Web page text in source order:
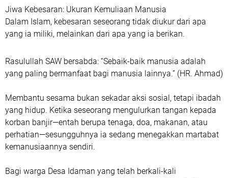
Jiwa Kebesaran: Ukuran Kemuliaan Manusia
Dalam Islam, kebesaran seseorang tidak diukur dari apa
yang ia miliki, melainkan dari apa yang ia berikan.
Rasulullah SAW bersabda: “Sebaik-baik manusia adalah
yang paling bermanfaat bagi manusia lainnya.” (HR. Ahmad)
Membantu sesama bukan sekadar aksi sosial, tetapi ibadah
yang hidup. Ketika seseorang mengulurkan tangan kepada
korban banjir—entah berupa tenaga, doa, makanan, atau
perhatian—sesungguhnya ia sedang menegakkan martabat
kemanusiaannya sendiri.
Bagi warga Desa Idaman yang telah berkali-kali